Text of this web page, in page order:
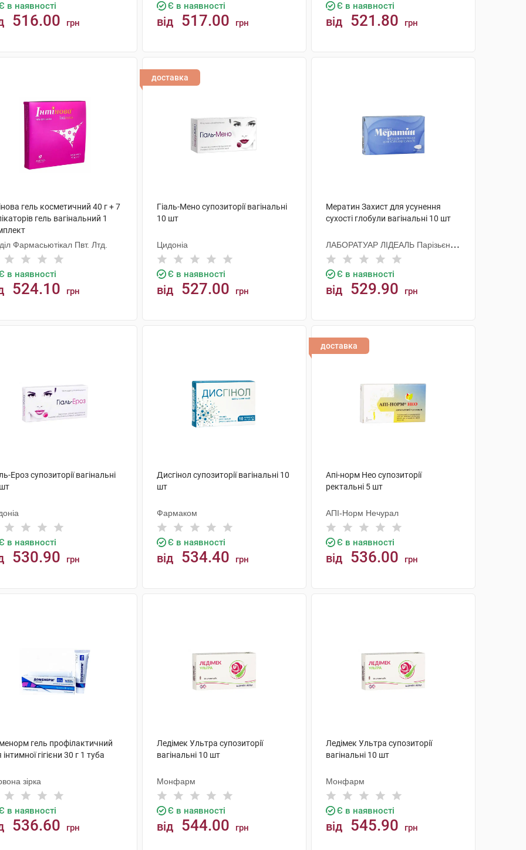
в наявності
516.00 грн
Є в наявності
від 517.00 грн
Є в наявності
від 521.80 грн
гель косметичний 40 г + 7
гель вагінальний 1
Фармасьютікал Пвт. Лтд.
в наявності
524.10 грн
доставка
Гіаль-Мено супозиторії вагінальні
10 шт
Цидоніа
Є в наявності
від 527.00 грн
Мератин Захист для усунення
сухості глобули вагінальні 10 шт
ЛАБОРАТУАР ЛІДЕАЛЬ Парізьєн
Сп. з о.о.
Є в наявності
від 529.90 грн
Ероз супозиторії вагінальні
в наявності
530.90 грн
Дисгінол супозиторії вагінальні 10
шт
Фармаком
Є в наявності
від 534.40 грн
доставка
Апі-норм Нео супозиторії
ректальні 5 шт
АПІ-Норм Нечурал
Є в наявності
від 536.00 грн
гель профілактичний
інтимної гігієни 30 г 1 туба
зірка
в наявності
536.60 грн
Ледімек Ультра супозиторії
вагінальні 10 шт
Монфарм
Є в наявності
від 544.00 грн
Ледімек Ультра супозиторії
вагінальні 10 шт
Монфарм
Є в наявності
від 545.90 грн